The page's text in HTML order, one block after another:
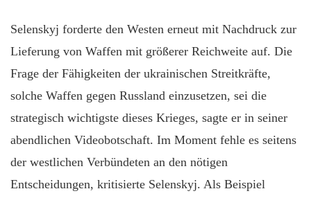
Selenskyj forderte den Westen erneut mit Nachdruck zur
Lieferung von Waffen mit größerer Reichweite auf. Die
Frage der Fähigkeiten der ukrainischen Streitkräfte,
solche Waffen gegen Russland einzusetzen, sei die
strategisch wichtigste dieses Krieges, sagte er in seiner
abendlichen Videobotschaft. Im Moment fehle es seitens
der westlichen Verbündeten an den nötigen
Entscheidungen, kritisierte Selenskyj. Als Beispiel